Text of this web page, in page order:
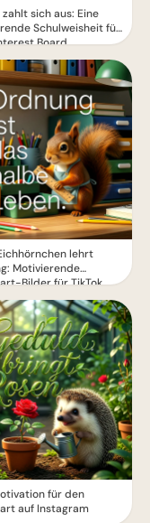
sich aus: Eine
Schulweisheit für
Board
lehrt
Motivierende
Bilder für TikTok
für den
auf Instagram